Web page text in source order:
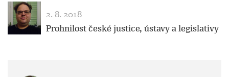
2. 8. 2018
Prohnilost české justice, ústavy a legislativy